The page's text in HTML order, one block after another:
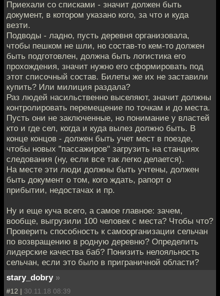
Приехали со списками - значит должен быть
документ, в котором указано кого, за что и куда
везти.
Подводы - ладно, пусть деревня организовала,
чтобы пешком не шли, но состав-то кем-то должен
быть подготовлен, должна быть логистика его
прохождения, значит нужно его сформировать под
этот списочный состав. Билеты же их не заставили
купить? Или милиция раздала?
Раз людей насильственно выселяют, значит должны
контролировать перемещение по точкам и до места.
Пусть они не заключенные, но понимание у властей
кто и где сел, когда и куда вылез должно быть. В
конце концов - должен быть учет мест в поезде,
чтобы новых "пассажиров" загрузить на станциях
следования (ну, если все так легко делается).
На месте эти люди должны быть учтены, должен
быть документ о том, кого ждать, рапорт о
прибытии, недостачах и пр.
Ну и еще куча всего, а самое главное: зачем,
вообще, выгрузили 100 человек с места? Чтобы что?
Проверить способность к самоорганизации сельчан
по возвращению в родную деревню? Определить
лидерские качества баб? Понизить нелояльность
сельчан, если это было в приграничной области?
stary_dobry »
#12 | 30.11.18 08:39